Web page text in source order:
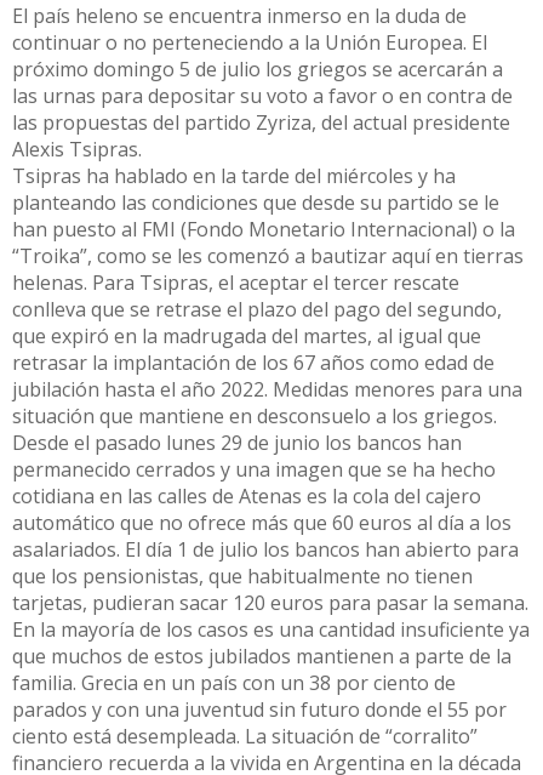
El país heleno se encuentra inmerso en la duda de
continuar o no perteneciendo a la Unión Europea. El
próximo domingo 5 de julio los griegos se acercarán a
las urnas para depositar su voto a favor o en contra de
las propuestas del partido Zyriza, del actual presidente
Alexis Tsipras.
Tsipras ha hablado en la tarde del miércoles y ha
planteando las condiciones que desde su partido se le
han puesto al FMI (Fondo Monetario Internacional) o la
“Troika”, como se les comenzó a bautizar aquí en tierras
helenas. Para Tsipras, el aceptar el tercer rescate
conlleva que se retrase el plazo del pago del segundo,
que expiró en la madrugada del martes, al igual que
retrasar la implantación de los 67 años como edad de
jubilación hasta el año 2022. Medidas menores para una
situación que mantiene en desconsuelo a los griegos.
Desde el pasado lunes 29 de junio los bancos han
permanecido cerrados y una imagen que se ha hecho
cotidiana en las calles de Atenas es la cola del cajero
automático que no ofrece más que 60 euros al día a los
asalariados. El día 1 de julio los bancos han abierto para
que los pensionistas, que habitualmente no tienen
tarjetas, pudieran sacar 120 euros para pasar la semana.
En la mayoría de los casos es una cantidad insuficiente ya
que muchos de estos jubilados mantienen a parte de la
familia. Grecia en un país con un 38 por ciento de
parados y con una juventud sin futuro donde el 55 por
ciento está desempleada. La situación de “corralito”
financiero recuerda a la vivida en Argentina en la década